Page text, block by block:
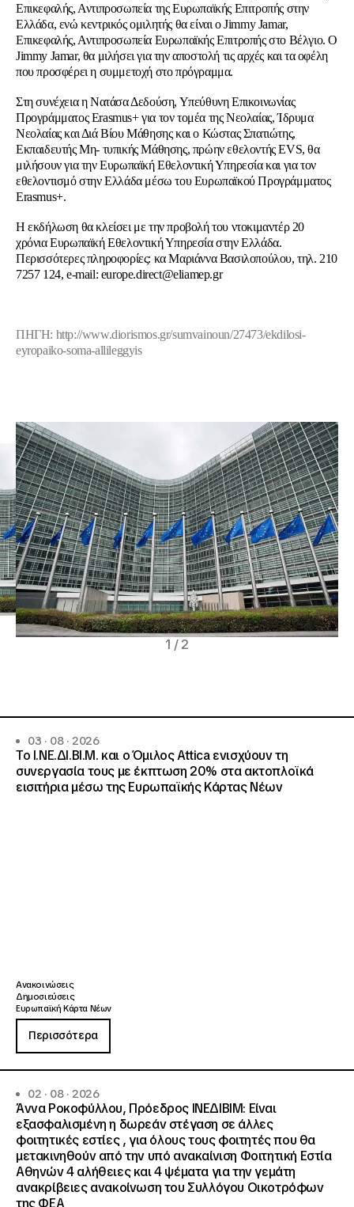
Επικεφαλής, Αντιπροσωπεία της Ευρωπαϊκής Επιτροπής στην
Ελλάδα, ενώ κεντρικός ομιλητής θα είναι ο Jimmy Jamar,
Επικεφαλής, Αντιπροσωπεία Ευρωπαϊκής Επιτροπής στο Βέλγιο. Ο
Jimmy Jamar, θα μιλήσει για την αποστολή τις αρχές και τα οφέλη
που προσφέρει η συμμετοχή στο πρόγραμμα.
Στη συνέχεια η Νατάσα Δεδούση, Υπεύθυνη Επικοινωνίας
Προγράμματος Erasmus+ για τον τομέα της Νεολαίας, Ίδρυμα
Νεολαίας και Διά Βίου Μάθησης και ο Κώστας Σπατιώτης,
Εκπαιδευτής Μη- τυπικής Μάθησης, πρώην εθελοντής EVS, θα
μιλήσουν για την Ευρωπαϊκή Εθελοντική Υπηρεσία και για τον
εθελοντισμό στην Ελλάδα μέσω του Ευρωπαϊκού Προγράμματος
Erasmus+.
Η εκδήλωση θα κλείσει με την προβολή του ντοκιμαντέρ 20
χρόνια Ευρωπαϊκή Εθελοντική Υπηρεσία στην Ελλάδα.
Περισσότερες πληροφορίες: κα Μαριάννα Βασιλοπούλου, τηλ. 210
7257 124, e-mail: europe.direct@eliamep.gr
ΠΗΓΗ: http://www.diorismos.gr/sumvainoun/27473/ekdilosi-
eyropaiko-soma-allileggyis
1 /2
03 · 08 · 2026
Το Ι.ΝΕ.ΔΙ.ΒΙ.Μ. και o Όμιλος Attica ενισχύουν τη
συνεργασία τους με έκπτωση 20% στα ακτοπλοϊκά
εισιτήρια μέσω της Ευρωπαϊκής Κάρτας Νέων
Ανακοινώσεις
Δημοσιεύσεις
Ευρωπαϊκή Κάρτα Νέων
Περισσότερα
02 · 08 · 2026
Άννα Ροκοφύλλου, Πρόεδρος ΙΝΕΔΙΒΙΜ: Είναι
εξασφαλισμένη η δωρεάν στέγαση σε άλλες
φοιτητικές εστίες , για όλους τους φοιτητές που θα
μετακινηθούν από την υπό ανακαίνιση Φοιτητική Εστία
Αθηνών 4 αλήθειες και 4 ψέματα για την γεμάτη
ανακρίβειες ανακοίνωση του Συλλόγου Οικοτρόφων
της ΦΕΑ